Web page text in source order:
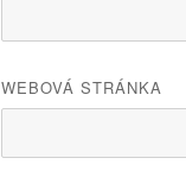
WEBOVÁ STRÁNKA